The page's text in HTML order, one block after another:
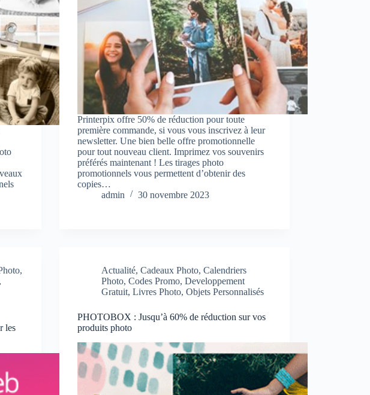
Printerpix offre 50% de réduction pour toute
première commande, si vous vous inscrivez à leur
newsletter. Une bien belle offre promotionnelle
pour tout nouveau client. Imprimez vos souvenirs
préférés maintenant ! Les tirages photo
promotionnels vous permettent d’obtenir des
copies…
admin
30 novembre 2023
,
,
les
Actualité,Cadeaux Photo,Calendriers
Photo,Codes Promo,Developpement
Gratuit,Livres Photo,Objets Personnalisés
PHOTOBOX : Jusqu’à 60% de réduction sur vos
produits photo